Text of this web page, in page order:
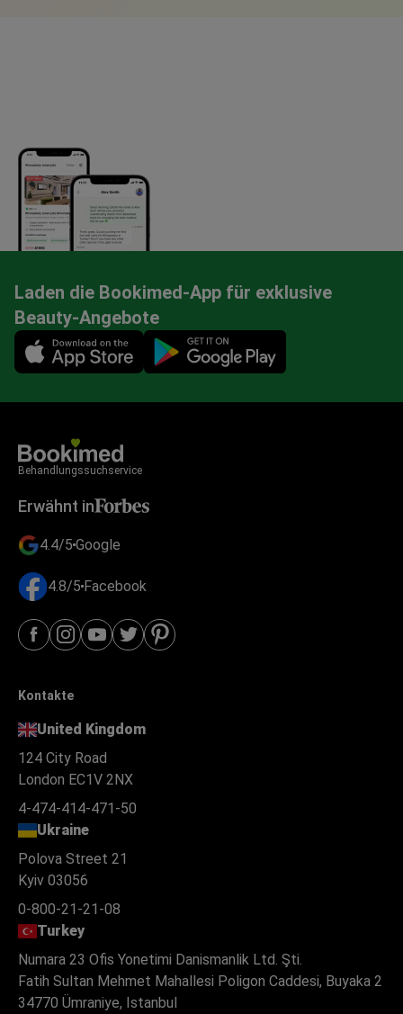
Laden die Bookimed-App für exklusive
Beauty-Angebote
Mobile app illustration
Behandlungssuchservice
Erwähnt in
4.4/5 Google
4.8/5 Facebook
Kontakte
United Kingdom
124 City Road
London EC1V 2NX
4-474-414-471-50
Ukraine
Polova Street 21
Kyiv 03056
0-800-21-21-08
Turkey
Numara 23 Ofis Yonetimi Danismanlik Ltd. Şti.
Fatih Sultan Mehmet Mahallesi Poligon Caddesi, Buyaka 2
34770 Ümraniye, Istanbul